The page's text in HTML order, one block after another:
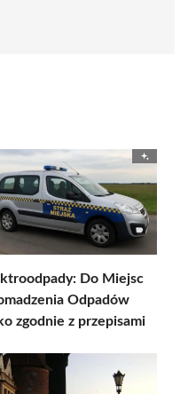
Do Miejsc
Odpadów
zgodnie z przepisami